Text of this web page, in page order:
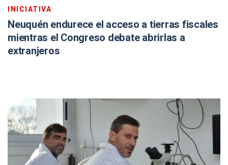
INICIATIVA
Neuquén endurece el acceso a tierras fiscales
mientras el Congreso debate abrirlas a
extranjeros